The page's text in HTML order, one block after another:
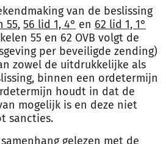
van de beslissing
55, 56 lid 1, 4° en 62 lid 1, 1°
55 en 62 OVB volgt de
per beveiligde zending)
zowel de uitdrukkelijke als
binnen een ordetermijn
houdt in dat de
mogelijk is en deze niet
sancties.
gelezen met de